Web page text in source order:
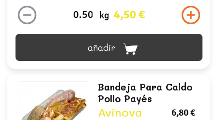
kg 4,50 €
añadir
Bandeja Para Caldo
Pollo Payés
Avinova 6,80 €